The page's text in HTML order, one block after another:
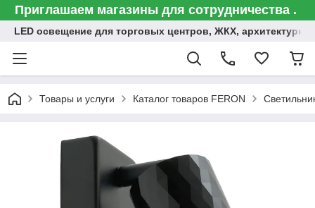
Приглашаем магазины для сотрудничества .
LED освещение для торговых центров, ЖКХ,
Товары и услуги Каталог товаров FERON